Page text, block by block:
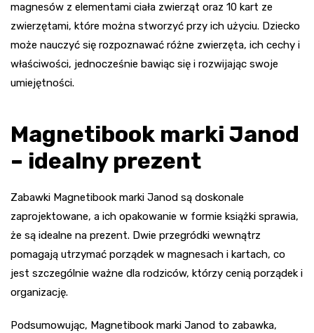
magnesów z elementami ciała zwierząt oraz 10 kart ze
zwierzętami, które można stworzyć przy ich użyciu. Dziecko
może nauczyć się rozpoznawać różne zwierzęta, ich cechy i
właściwości, jednocześnie bawiąc się i rozwijając swoje
umiejętności.
Magnetibook marki Janod
– idealny prezent
Zabawki Magnetibook marki Janod są doskonale
zaprojektowane, a ich opakowanie w formie książki sprawia,
że są idealne na prezent. Dwie przegródki wewnątrz
pomagają utrzymać porządek w magnesach i kartach, co
jest szczególnie ważne dla rodziców, którzy cenią porządek i
organizację.
Podsumowując, Magnetibook marki Janod to zabawka,